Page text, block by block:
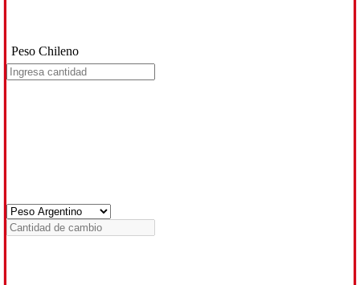
Peso Chileno